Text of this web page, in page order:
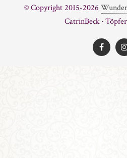
© Copyright 2015-2026
CatrinBeck ·